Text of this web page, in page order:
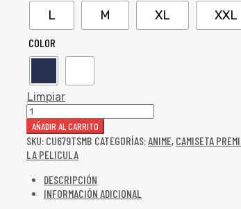
L M XL XXL
COLOR
Limpiar
AÑADIR AL CARRITO
SKU: CU679TSMB CATEGORÍAS:ANIME, CAMISETA
LA PELICULA
DESCRIPCIÓN
INFORMACIÓN ADICIONAL